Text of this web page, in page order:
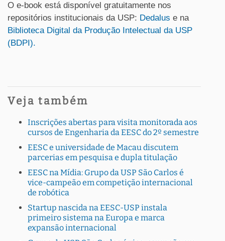
O e-book está disponível gratuitamente nos
repositórios institucionais da USP: Dedalus e na
Biblioteca Digital da Produção Intelectual da USP
(BDPI).
Veja também
Inscrições abertas para visita monitorada aos
cursos de Engenharia da EESC do 2º semestre
EESC e universidade de Macau discutem
parcerias em pesquisa e dupla titulação
EESC na Mídia: Grupo da USP São Carlos é
vice-campeão em competição internacional
de robótica
Startup nascida na EESC-USP instala
primeiro sistema na Europa e marca
expansão internacional